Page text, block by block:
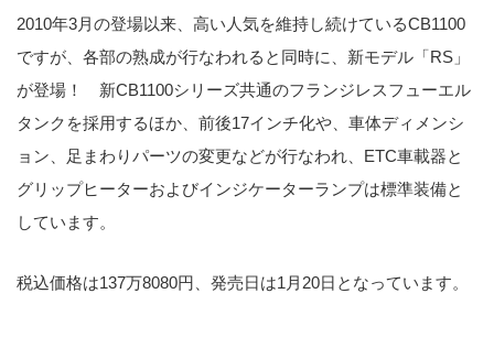
2010年3月の登場以来、高い人気を維持し続けているCB1100
ですが、各部の熟成が行なわれると同時に、新モデル「RS」
が登場！ 新CB1100シリーズ共通のフランジレスフューエル
タンクを採用するほか、前後17インチ化や、車体ディメンシ
ョン、足まわりパーツの変更などが行なわれ、ETC車載器と
グリップヒーターおよびインジケーターランプは標準装備と
しています。
税込価格は137万8080円、発売日は1月20日となっています。